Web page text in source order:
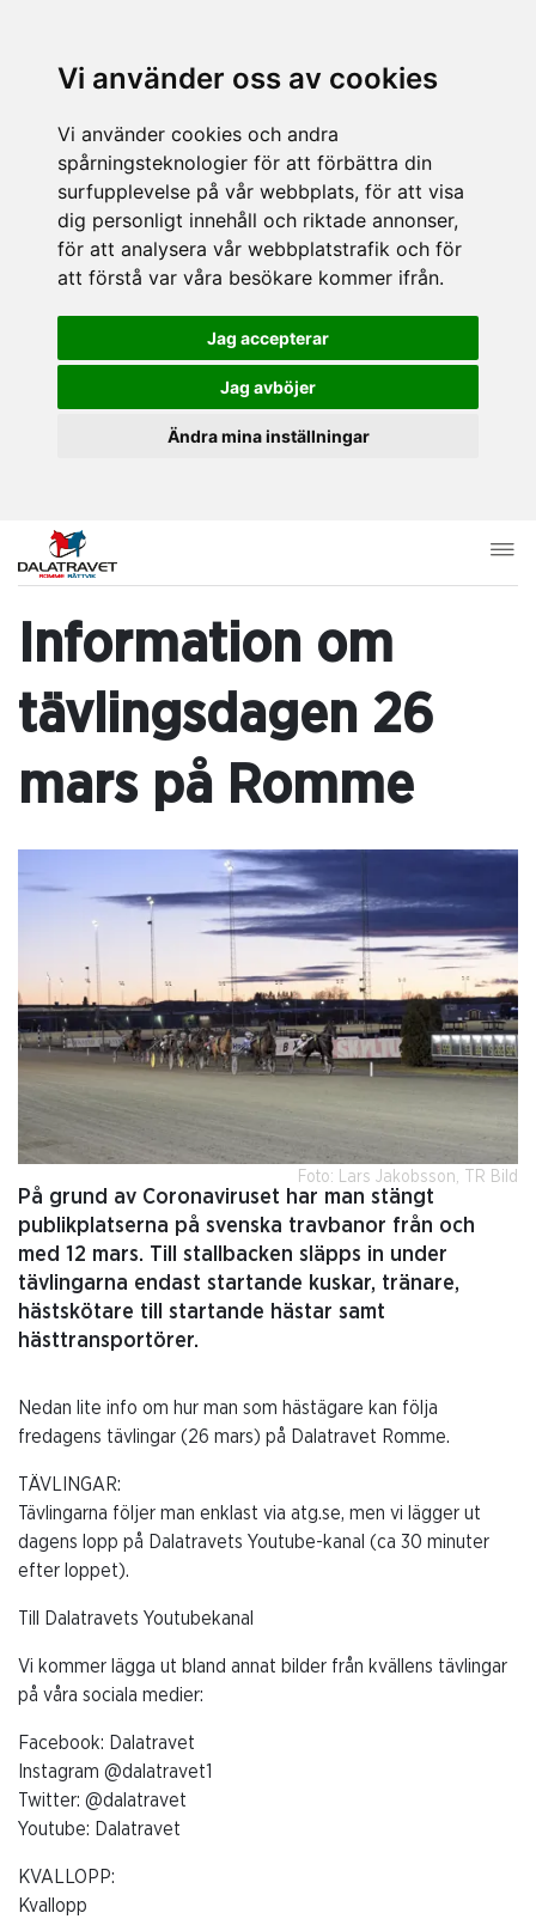
Vi använder oss av cookies
Vi använder cookies och andra
spårningsteknologier för att förbättra din
surfupplevelse på vår webbplats, för att visa
dig personligt innehåll och riktade annonser,
för att analysera vår webbplatstrafik och för
att förstå var våra besökare kommer ifrån.
Jag accepterar
Jag avböjer
Ändra mina inställningar
Foto: Lars Jakobsson, TR Bild
Information om
tävlingsdagen 26
mars på Romme
På grund av Coronaviruset har man stängt
publikplatserna på svenska travbanor från och
med 12 mars. Till stallbacken släpps in under
tävlingarna endast startande kuskar, tränare,
hästskötare till startande hästar samt
hästtransportörer.
Nedan lite info om hur man som hästägare kan följa
fredagens tävlingar (26 mars) på Dalatravet Romme.
TÄVLINGAR:
Tävlingarna följer man enklast via atg.se, men vi lägger ut
dagens lopp på Dalatravets Youtube-kanal (ca 30 minuter
efter loppet).
Till Dalatravets Youtubekanal
Vi kommer lägga ut bland annat bilder från kvällens tävlingar
på våra sociala medier:
Facebook: Dalatravet
Instagram @dalatravet1
Twitter: @dalatravet
Youtube: Dalatravet
KVALLOPP:
Kvallopp